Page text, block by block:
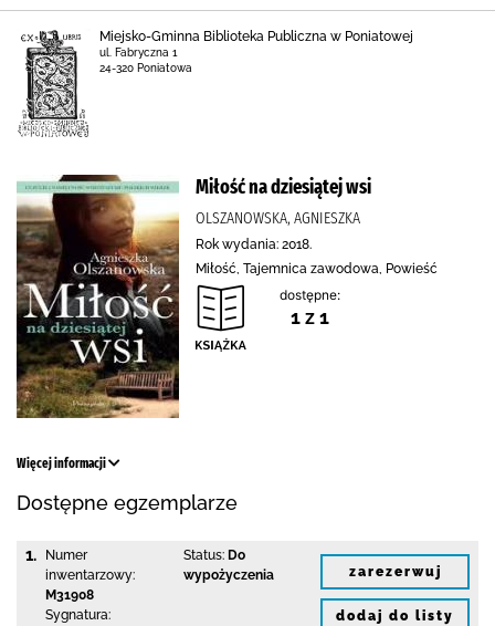
Miejsko-Gminna Biblioteka Publiczna w Poniatowej
ul. Fabryczna 1
24-320 Poniatowa
Miłość na dziesiątej wsi
OLSZANOWSKA, AGNIESZKA
Rok wydania: 2018.
Miłość, Tajemnica zawodowa, Powieść
dostępne:
1 z 1
Więcej informacji
Dostępne egzemplarze
1.
Numer
inwentarzowy:
M31908
Sygnatura:
Status: Do
wypożyczenia
zarezerwuj
dodaj do listy